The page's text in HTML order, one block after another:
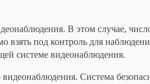
В этом случае,
взять под контроль для
системе видеонаблюдения.
Система